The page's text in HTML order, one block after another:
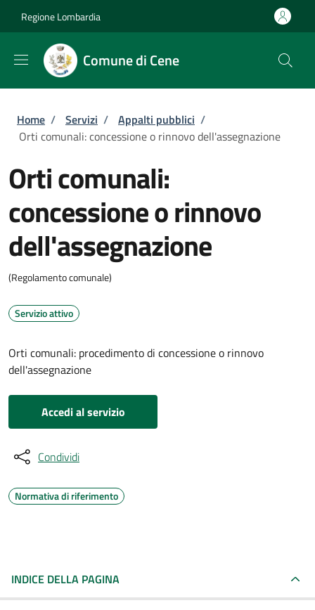
Regione Lombardia
Comune di Cene
Briciole di pane
Home / Servizi / Appalti pubblici /
Orti comunali: concessione o rinnovo dell'assegnazione
Orti comunali:
concessione o rinnovo
dell'assegnazione
(Regolamento comunale)
Servizio attivo
Orti comunali: procedimento di concessione o rinnovo
dell'assegnazione
Accedi al servizio
Condividi
Normativa di riferimento
INDICE DELLA PAGINA